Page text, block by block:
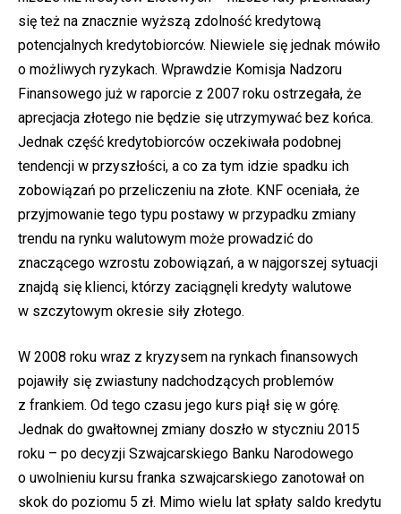
się też na znacznie wyższą zdolność kredytową
potencjalnych kredytobiorców. Niewiele się jednak mówiło
o możliwych ryzykach. Wprawdzie Komisja Nadzoru
Finansowego już w raporcie z 2007 roku ostrzegała, że
aprecjacja złotego nie będzie się utrzymywać bez końca.
Jednak część kredytobiorców oczekiwała podobnej
tendencji w przyszłości, a co za tym idzie spadku ich
zobowiązań po przeliczeniu na złote. KNF oceniała, że
przyjmowanie tego typu postawy w przypadku zmiany
trendu na rynku walutowym może prowadzić do
znaczącego wzrostu zobowiązań, a w najgorszej sytuacji
znajdą się klienci, którzy zaciągnęli kredyty walutowe
w szczytowym okresie siły złotego.
W 2008 roku wraz z kryzysem na rynkach finansowych
pojawiły się zwiastuny nadchodzących problemów
z frankiem. Od tego czasu jego kurs piął się w górę.
Jednak do gwałtownej zmiany doszło w styczniu 2015
roku – po decyzji Szwajcarskiego Banku Narodowego
o uwolnieniu kursu franka szwajcarskiego zanotował on
skok do poziomu 5 zł. Mimo wielu lat spłaty saldo kredytu